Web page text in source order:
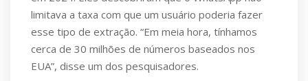
limitava a taxa com que um usuário poderia fazer
esse tipo de extração. “Em meia hora, tínhamos
cerca de 30 milhões de números baseados nos
EUA”, disse um dos pesquisadores.